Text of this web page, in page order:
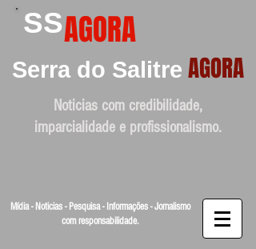
SSAGORA
Serra do Salitre AGORA
Noticias com credibilidade,
imparcialidade e profissionalismo.
Mídia - Noticias - Pesquisa - Informações - Jornalismo
com responsabilidade.